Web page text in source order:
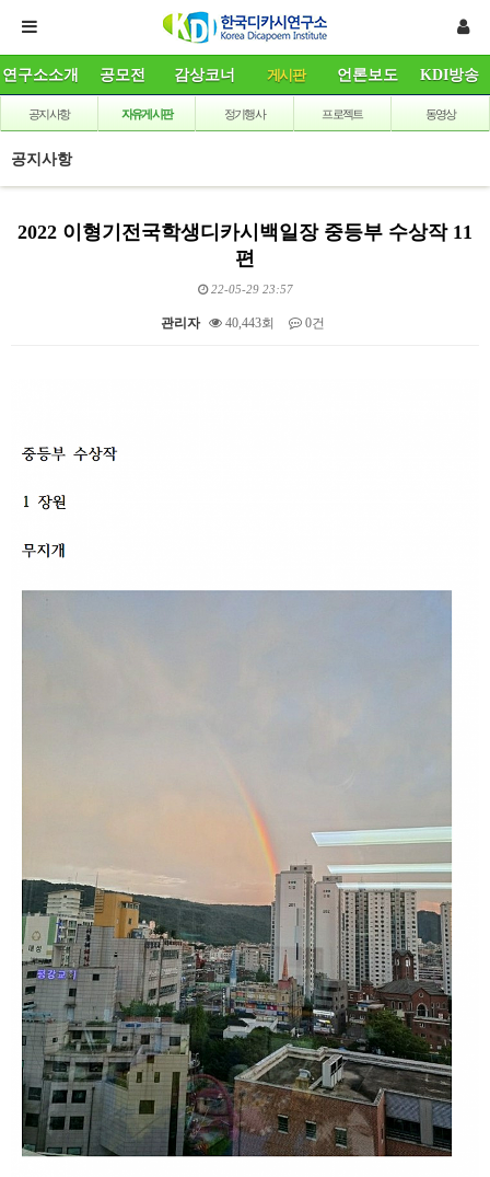
연구소소개 공모전 감상코너 게시판 언론보도 KDI방송
공지사항 자유게시판 정기행사 프로젝트 동영상
공지사항
2022 이형기전국학생디카시백일장 중등부 수상작 11
편
22-05-29 23:57
관리자 40,443회 0건